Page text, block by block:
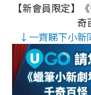
【新會員限定】
奇
↓一齊睇下小新